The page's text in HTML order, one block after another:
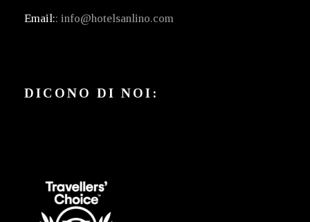
Email:: info@hotelsanlino.com
DICONO DI NOI: